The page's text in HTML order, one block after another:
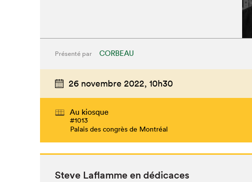
Présenté par CORBEAU
26 novembre 2022, 10h30
Au kiosque
#1013
Palais des congrès de Montréal
Steve Laflamme en dédicaces